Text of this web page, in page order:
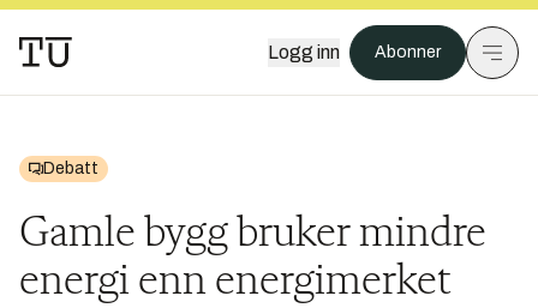
Logg inn Abonner
Debatt
Gamle bygg bruker mindre
energi enn energimerket